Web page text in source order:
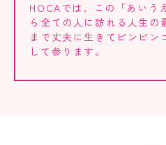
HOCAでは、この「あいう
ら全ての人に訪れる人生の
まで丈夫に生きてピンピン
して参ります。